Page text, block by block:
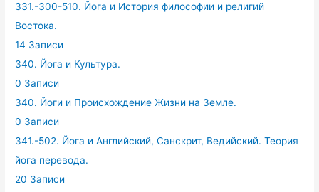
331.-300-510. Йога и История философии и религий
Востока.
14 Записи
340. Йога и Культура.
0 Записи
340. Йоги и Происхождение Жизни на Земле.
0 Записи
341.-502. Йога и Английский, Санскрит, Ведийский. Теория
йога перевода.
20 Записи